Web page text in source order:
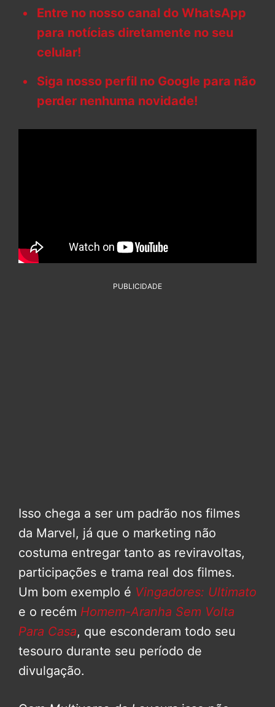
Entre no nosso canal do WhatsApp
para notícias diretamente no seu
celular!
Siga nosso perfil no Google para não
perder nenhuma novidade!
PUBLICIDADE
Isso chega a ser um padrão nos filmes
da Marvel, já que o marketing não
costuma entregar tanto as reviravoltas,
participações e trama real dos filmes.
Um bom exemplo é Vingadores: Ultimato
e o recém Homem-Aranha Sem Volta
Para Casa, que esconderam todo seu
tesouro durante seu período de
divulgação.